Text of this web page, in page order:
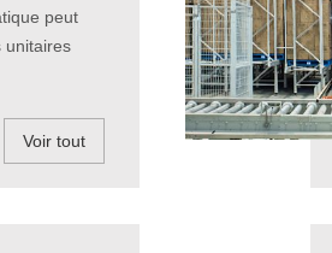
peut
unitaires
Voir tout